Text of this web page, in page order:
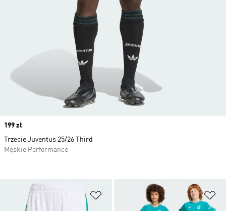
Dodaj do listy życzeń
Price
199 zł
Trzecie Juventus 25/26 Third
Męskie Performance